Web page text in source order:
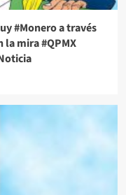
#Monero a través
mira #QPMX